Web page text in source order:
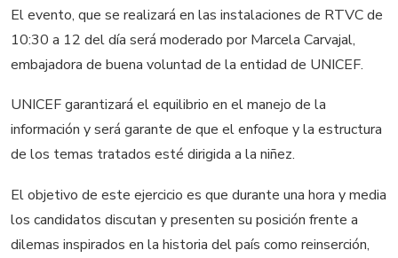
El evento, que se realizará en las instalaciones de RTVC de
10:30 a 12 del día será moderado por Marcela Carvajal,
embajadora de buena voluntad de la entidad de UNICEF.
UNICEF garantizará el equilibrio en el manejo de la
información y será garante de que el enfoque y la estructura
de los temas tratados esté dirigida a la niñez.
El objetivo de este ejercicio es que durante una hora y media
los candidatos discutan y presenten su posición frente a
dilemas inspirados en la historia del país como reinserción,